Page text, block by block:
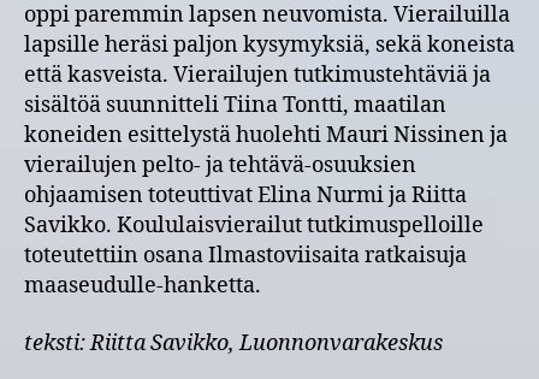
oppi paremmin lapsen neuvomista. Vierailuilla
lapsille heräsi paljon kysymyksiä, sekä koneista
että kasveista. Vierailujen tutkimustehtäviä ja
sisältöä suunnitteli Tiina Tontti, maatilan
koneiden esittelystä huolehti Mauri Nissinen ja
vierailujen pelto- ja tehtävä-osuuksien
ohjaamisen toteuttivat Elina Nurmi ja Riitta
Savikko. Koululaisvierailut tutkimuspelloille
toteutettiin osana Ilmastoviisaita ratkaisuja
maaseudulle-hanketta.
teksti: Riitta Savikko, Luonnonvarakeskus